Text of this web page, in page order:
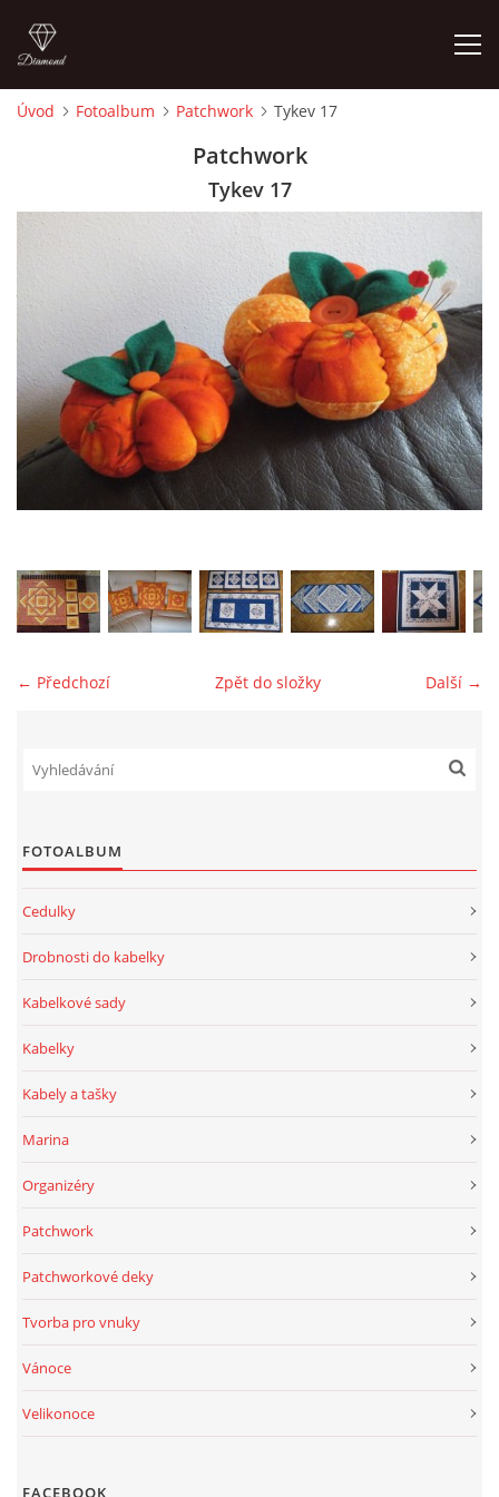
MOJE POSLEDNÍ PRÁCE
© 2025 eStránky.cz
Úvod Fotoalbum Patchwork Tykev 17
Patchwork
Tykev 17
← Předchozí Další →
Zpět do složky
FOTOALBUM
Cedulky
Drobnosti do kabelky
Kabelkové sady
Kabelky
Kabely a tašky
Marina
Organizéry
Patchwork
Patchworkové deky
Tvorba pro vnuky
Vánoce
Velikonoce
FACEBOOK